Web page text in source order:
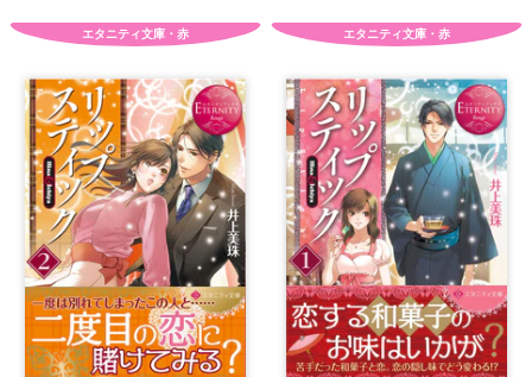
エタニティ文庫・赤 エタニティ文庫・赤